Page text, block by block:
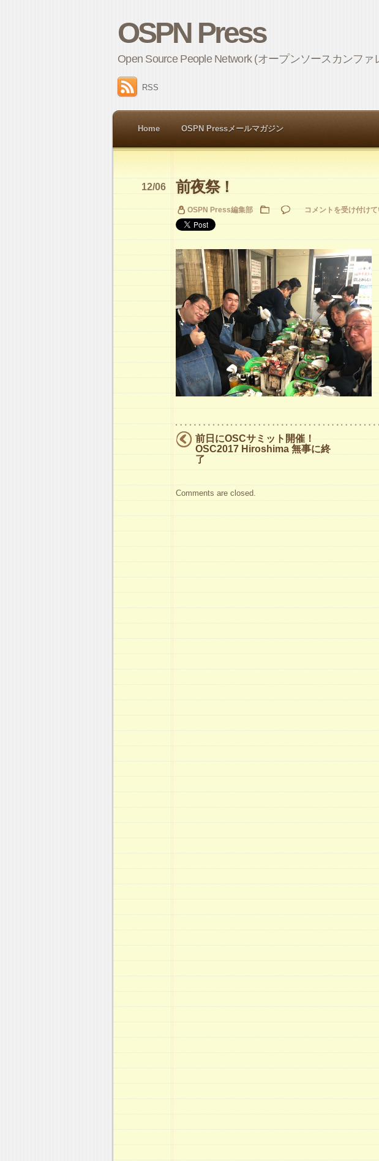
OSPN Press
Open Source People Network (オープンソースカンフ
RSS
Home OSPN Pressメールマガジン
前夜祭！
12/06
OSPN Press編集部 前
は
コメントを受け付け
前日にOSCサミット開催！
OSC2017 Hiroshima 無事に終
了
Comments are closed.